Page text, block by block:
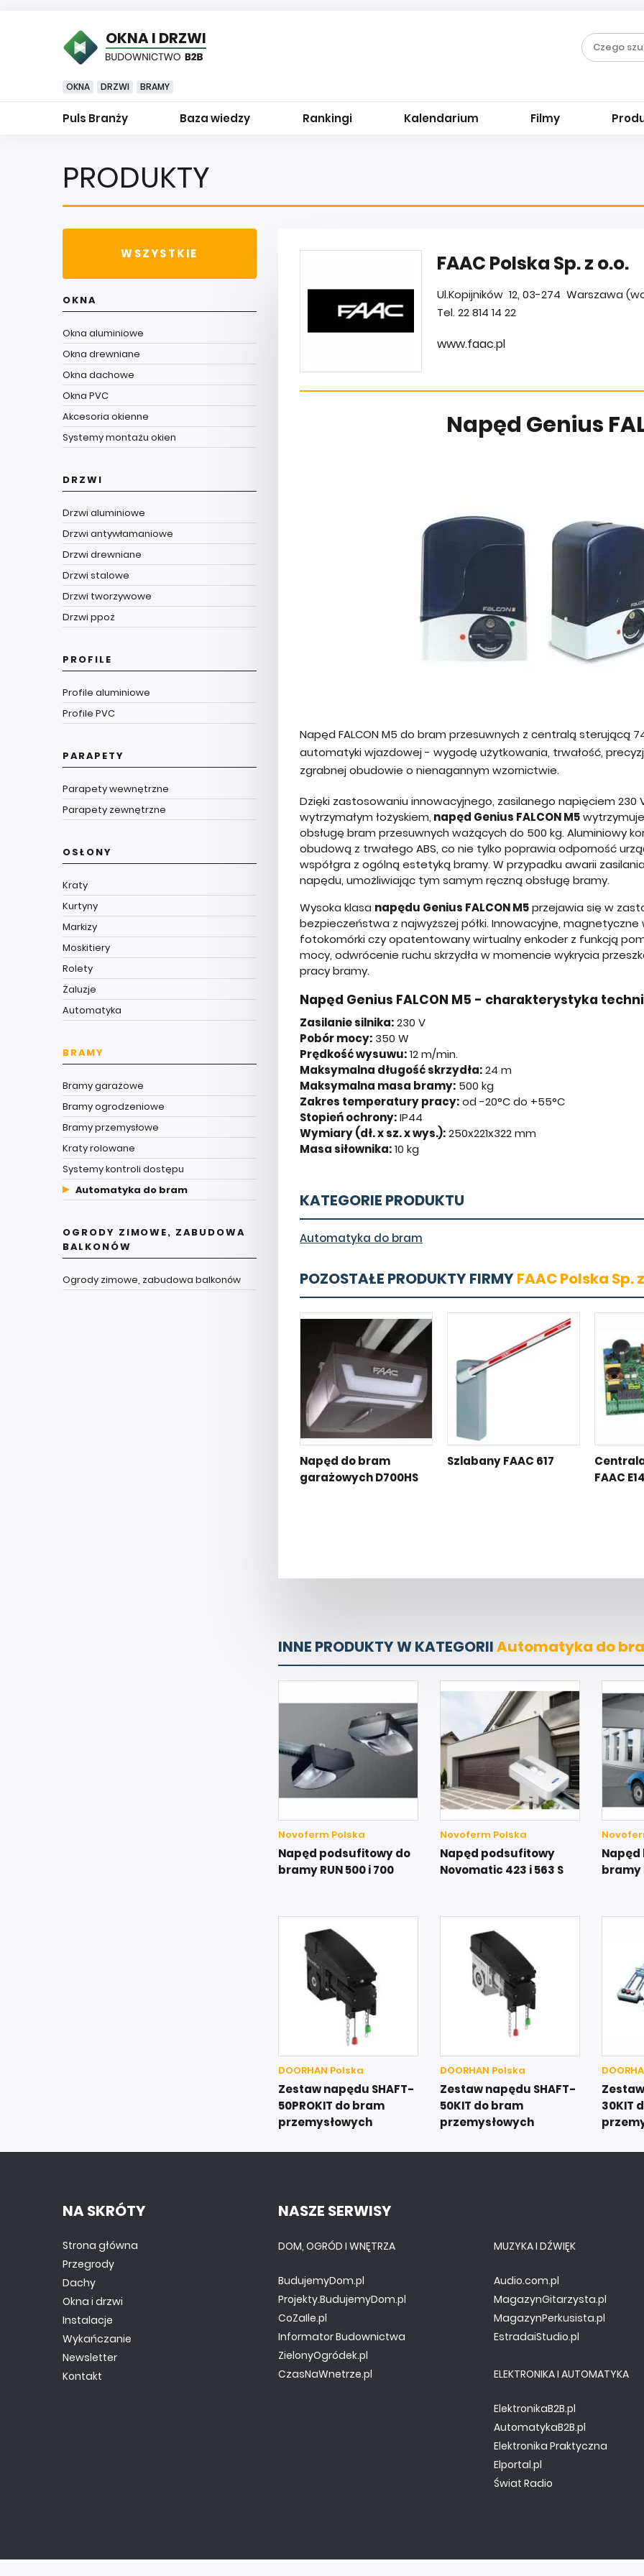
OKNA I DRZWI
OKNA DRZWI BRAMY
Puls Branży Baza wiedzy Rankingi Kalendarium Filmy
PRODUKTY
WSZYSTKIE
OKNA
Okna aluminiowe
Okna drewniane
Okna dachowe
Okna PVC
Akcesoria okienne
Systemy montażu okien
DRZWI
Drzwi aluminiowe
Drzwi antywłamaniowe
Drzwi drewniane
Drzwi stalowe
Drzwi tworzywowe
Drzwi ppoż
PROFILE
Profile aluminiowe
Profile PVC
PARAPETY
Parapety wewnętrzne
Parapety zewnętrzne
OSŁONY
Kraty
Kurtyny
Markizy
Moskitiery
Rolety
Żaluzje
Automatyka
BRAMY
Bramy garażowe
Bramy ogrodzeniowe
Bramy przemysłowe
Kraty rolowane
Systemy kontroli dostępu
Automatyka do bram
OGRODY ZIMOWE, ZABUDOWA
BALKONÓW
Ogrody zimowe, zabudowa balkonów
FAAC Polska Sp. z o.o.
Ul.Kopijników 12, 03-274 Warszawa
Tel. 22 814 14 22
www.faac.pl
Napęd Genius
Napęd FALCON M5 do bram przesuwnych z centralą sterującą
automatyki wjazdowej - wygodę użytkowania, trwałość,
zgrabnej obudowie o nienagannym wzornictwie.
Dzięki zastosowaniu innowacyjnego, zasilanego napięciem 230
wytrzymałym łożyskiem, napęd Genius FALCON M5
obsługę bram przesuwnych ważących do 500 kg. Aluminiowy
obudową z trwałego ABS, co nie tylko poprawia odporność
współgra z ogólną estetyką bramy. W przypadku awarii
napędu, umożliwiając tym samym ręczną obsługę bramy.
Wysoka klasa napędu Genius FALCON M5przejawia się w
bezpieczeństwa z najwyższej półki. Innowacyjne, magnetyczne
fotokomórki czy opatentowany wirtualny enkoder z funkcją
mocy, odwrócenie ruchu skrzydła w momencie wykrycia
pracy bramy.
Napęd Genius FALCON M5 - charakterystyka
Zasilanie silnika:230 V
Pobór mocy: 350 W
Prędkość wysuwu:12 m/min.
Maksymalna długość skrzydła:24 m
Maksymalna masa bramy: 500 kg
Zakres temperatury pracy:od -20°C do +55°C
Stopień ochrony:IP44
Wymiary (dł. x sz. x wys.):250x221x322 mm
Masa siłownika:10 kg
KATEGORIE PRODUKTU
Automatyka do bram
POZOSTAŁE PRODUKTY FIRMYFAAC Polska Sp.
Napęd do bram
garażowych D700HS
Szlabany FAAC 617
FAAC
INNE PRODUKTY W KATEGORIIAutomatyka do
Novoferm Polska
Napęd podsufitowy do
bramy RUN 500 i 700
Novoferm Polska
Napęd podsufitowy
Novomatic 423 i 563 S
Napęd
bramy
DOORHAN Polska
Zestaw napędu SHAFT-
50PROKIT do bram
przemysłowych
DOORHAN Polska
Zestaw napędu SHAFT-
50KIT do bram
przemysłowych
30KIT
NA SKRÓTY
Strona główna
Przegrody
Dachy
Okna i drzwi
Instalacje
Wykańczanie
Newsletter
Kontakt
NASZE SERWISY
DOM, OGRÓD I WNĘTRZA
BudujemyDom.pl
Projekty.BudujemyDom.pl
CoZaIle.pl
Informator Budownictwa
ZielonyOgródek.pl
CzasNaWnetrze.pl
MUZYKA I DŹWIĘK
Audio.com.pl
MagazynGitarzysta.pl
MagazynPerkusista.pl
EstradaiStudio.pl
ELEKTRONIKA I AUTOMATYKA
ElektronikaB2B.pl
AutomatykaB2B.pl
Elektronika Praktyczna
Elportal.pl
Świat Radio